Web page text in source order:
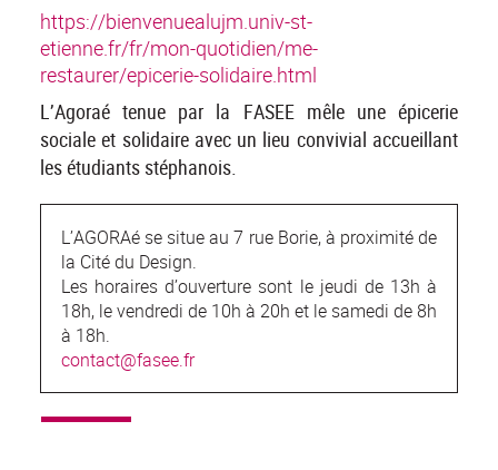
https://bienvenuealujm.univ-st-
etienne.fr/fr/mon-quotidien/me-
restaurer/epicerie-solidaire.html
L’Agoraé tenue par la FASEE mêle une épicerie
sociale et solidaire avec un lieu convivial accueillant
les étudiants stéphanois.
L’AGORAé se situe au 7 rue Borie, à proximité de
la Cité du Design.
Les horaires d’ouverture sont le jeudi de 13h à
18h, le vendredi de 10h à 20h et le samedi de 8h
à 18h.
contact@fasee.fr